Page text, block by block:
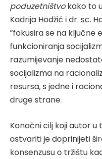
poduzetništvokako to
Kadrija Hodžić i dr. sc.
”fokusira se na
funkcioniranja
razumijevanje
socijalizma na
resursa, s jedne i
druge strane.
Konačni cilj koji autor u
ostvariti je doprinijeti
konsenzusu o tržištu